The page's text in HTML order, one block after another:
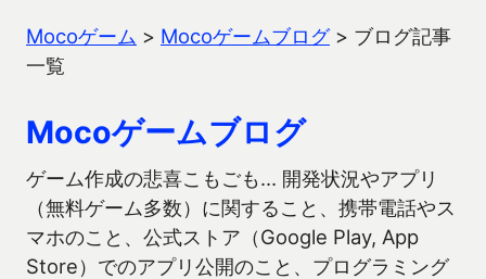
Mocoゲーム > Mocoゲームブログ> ブログ記事
一覧
Mocoゲームブログ
ゲーム作成の悲喜こもごも… 開発状況やアプリ
（無料ゲーム多数）に関すること、携帯電話やス
マホのこと、公式ストア（Google Play, App
Store）でのアプリ公開のこと、プログラミング